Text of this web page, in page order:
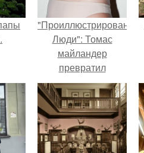
Люди": Томас
майландер
превратил
солнечные ожоги в
арт - объект.